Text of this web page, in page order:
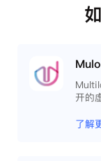
开的
程，
了解